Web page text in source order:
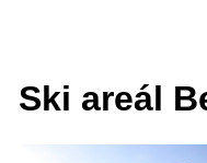
Ski areál